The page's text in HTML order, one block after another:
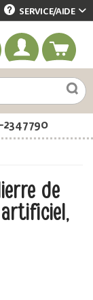
französisch
SERVICE/AIDE
2347790
de